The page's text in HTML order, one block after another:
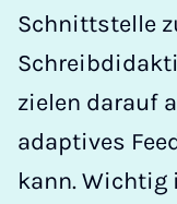
Schnittstelle
zielen darauf
adaptives
kann.